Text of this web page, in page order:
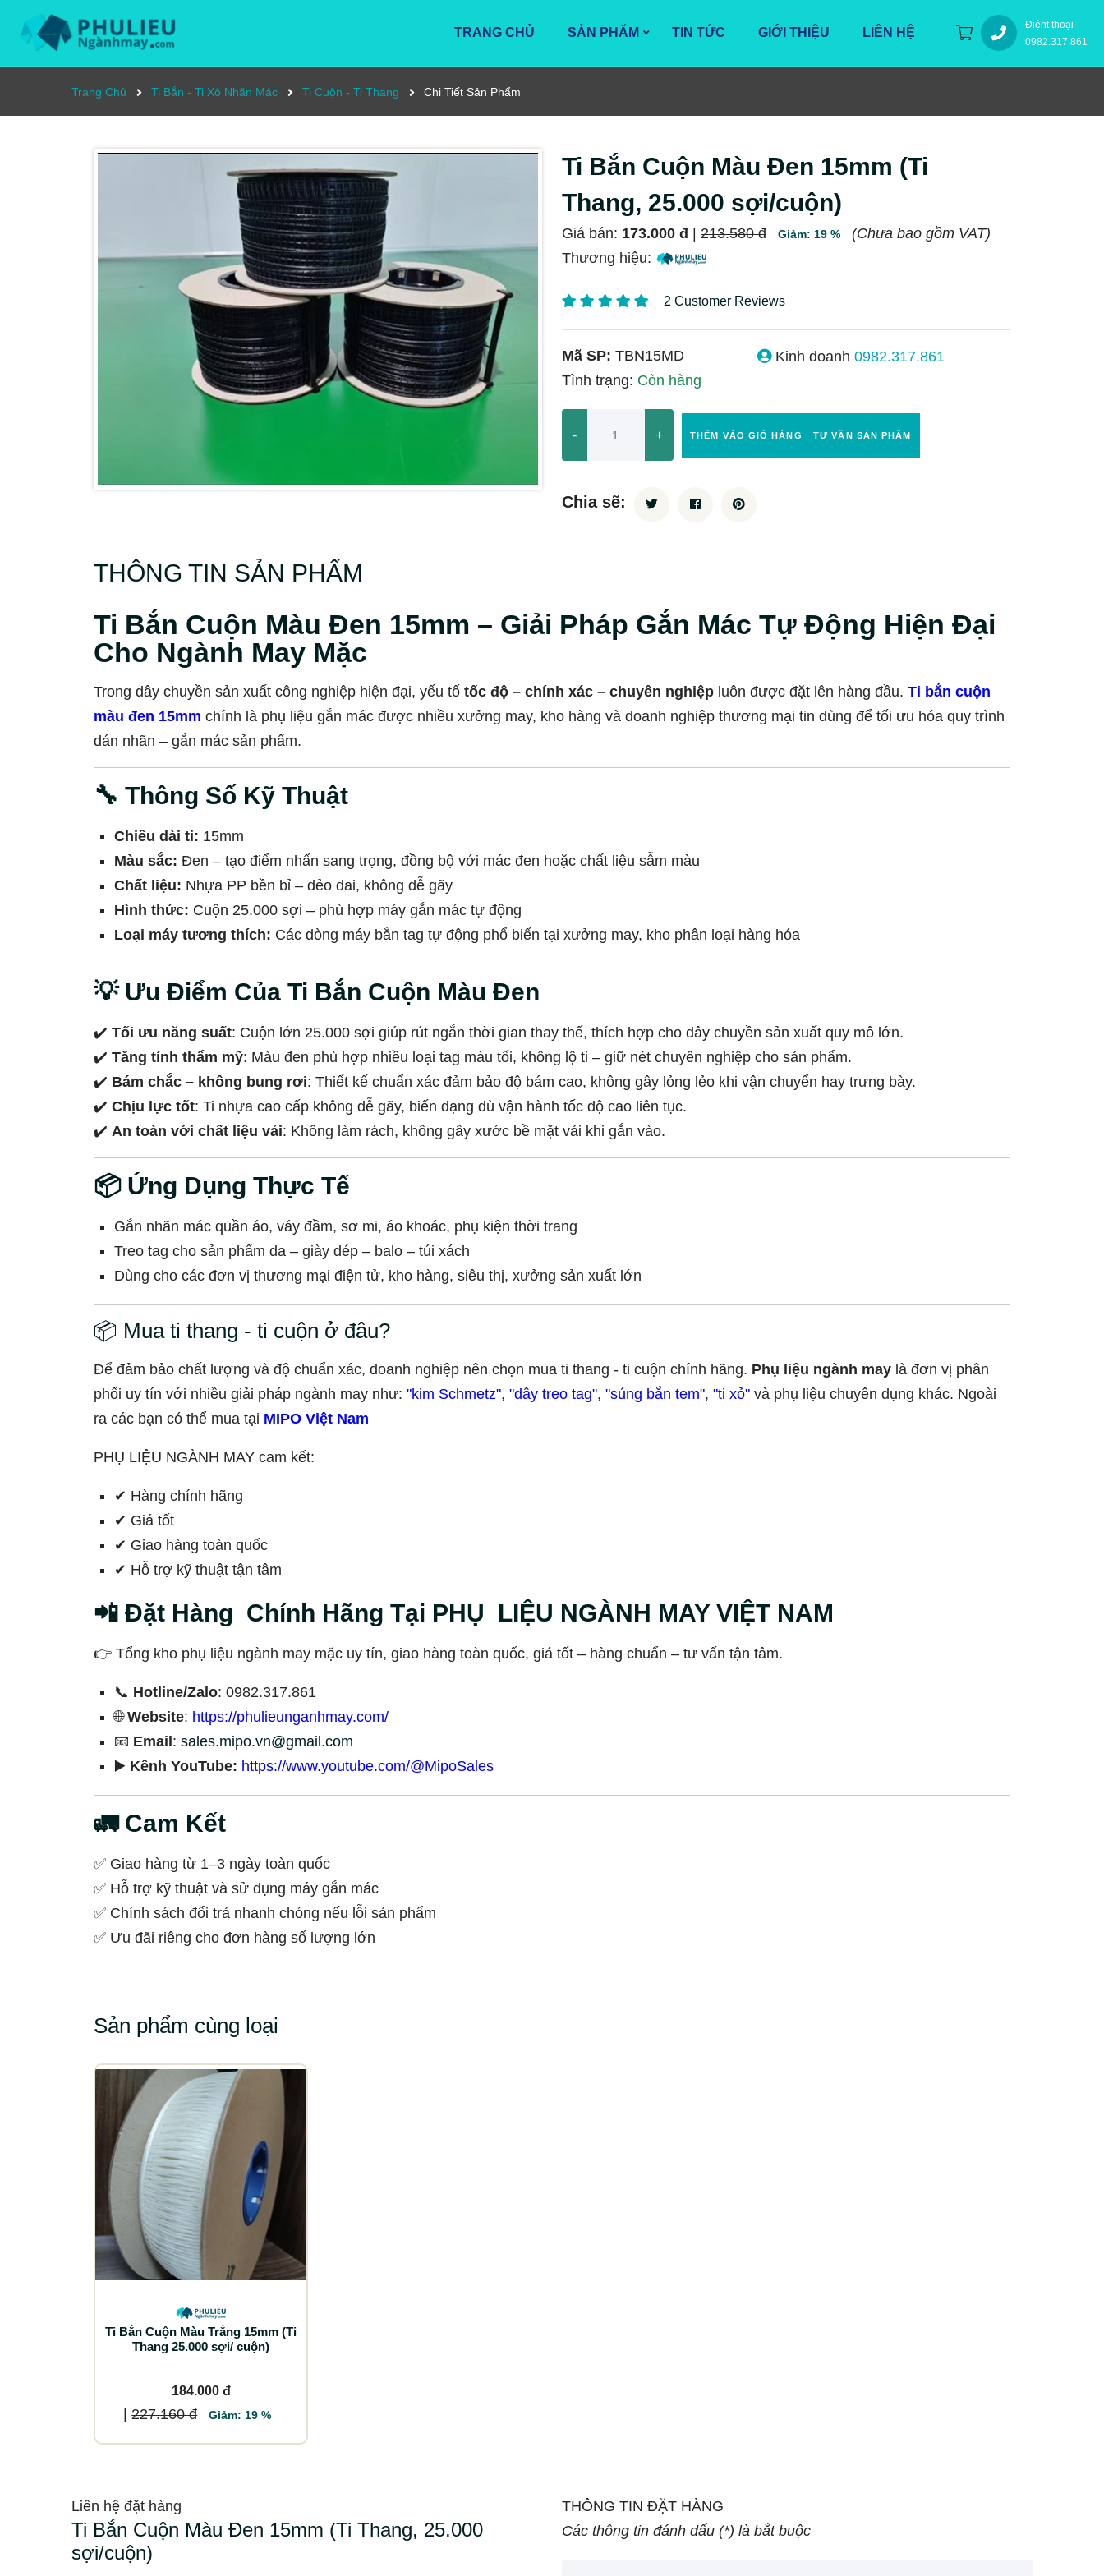
TRANG CHỦ SẢN PHẨM TIN TỨC GIỚI THIỆU LIÊN HỆ
Điệnt thoại
0982.317.861
Trang Chủ Ti Bắn - Ti Xỏ Nhãn Mác Ti Cuộn - Ti Thang Chi Tiết Sản Phẩm
Ti Bắn Cuộn Màu Đen 15mm (Ti
Thang, 25.000 sợi/cuộn)
Giá bán: 173.000 đ 213.580 đ Giảm: 19 %
(Chưa bao gồm VAT)
Thương hiệu:
2 Customer Reviews
Mã SP: TBN15MD
Tình trạng: Còn hàng
Kinh doanh 0982.317.861
- + THÊM VÀO GIỎ HÀNG TƯ VẤN SẢN PHẨM
Chia sẽ:
THÔNG TIN SẢN PHẨM
Ti Bắn Cuộn Màu Đen 15mm – Giải Pháp Gắn Mác Tự Động Hiện Đại
Cho Ngành May Mặc
Trong dây chuyền sản xuất công nghiệp hiện đại, yếu tố tốc độ – chính xác – chuyên nghiệp luôn được đặt lên hàng đầu. Ti bắn cuộn
màu đen 15mm chính là phụ liệu gắn mác được nhiều xưởng may, kho hàng và doanh nghiệp thương mại tin dùng để tối ưu hóa quy trình
dán nhãn – gắn mác sản phẩm.
🔧 Thông Số Kỹ Thuật
Chiều dài ti: 15mm
Màu sắc: Đen – tạo điểm nhấn sang trọng, đồng bộ với mác đen hoặc chất liệu sẫm màu
Chất liệu: Nhựa PP bền bỉ – dẻo dai, không dễ gãy
Hình thức: Cuộn 25.000 sợi – phù hợp máy gắn mác tự động
Loại máy tương thích: Các dòng máy bắn tag tự động phổ biến tại xưởng may, kho phân loại hàng hóa
💡 Ưu Điểm Của Ti Bắn Cuộn Màu Đen
✔️ Tối ưu năng suất: Cuộn lớn 25.000 sợi giúp rút ngắn thời gian thay thế, thích hợp cho dây chuyền sản xuất quy mô lớn.
✔️ Tăng tính thẩm mỹ: Màu đen phù hợp nhiều loại tag màu tối, không lộ ti – giữ nét chuyên nghiệp cho sản phẩm.
✔️ Bám chắc – không bung rơi: Thiết kế chuẩn xác đảm bảo độ bám cao, không gây lỏng lẻo khi vận chuyển hay trưng bày.
✔️ Chịu lực tốt: Ti nhựa cao cấp không dễ gãy, biến dạng dù vận hành tốc độ cao liên tục.
✔️ An toàn với chất liệu vải: Không làm rách, không gây xước bề mặt vải khi gắn vào.
📦 Ứng Dụng Thực Tế
Gắn nhãn mác quần áo, váy đầm, sơ mi, áo khoác, phụ kiện thời trang
Treo tag cho sản phẩm da – giày dép – balo – túi xách
Dùng cho các đơn vị thương mại điện tử, kho hàng, siêu thị, xưởng sản xuất lớn
📦 Mua ti thang - ti cuộn ở đâu?
Để đảm bảo chất lượng và độ chuẩn xác, doanh nghiệp nên chọn mua ti thang - ti cuộn chính hãng. Phụ liệu ngành may là đơn vị phân
phối uy tín với nhiều giải pháp ngành may như: "kim Schmetz", "dây treo tag", "súng bắn tem", "ti xỏ" và phụ liệu chuyên dụng khác. Ngoài
ra các bạn có thể mua tại MIPO Việt Nam
PHỤ LIỆU NGÀNH MAY cam kết:
✔ Hàng chính hãng
✔ Giá tốt
✔ Giao hàng toàn quốc
✔ Hỗ trợ kỹ thuật tận tâm
📲 Đặt Hàng Chính Hãng Tại PHỤ LIỆU NGÀNH MAY VIỆT NAM
👉 Tổng kho phụ liệu ngành may mặc uy tín, giao hàng toàn quốc, giá tốt – hàng chuẩn – tư vấn tận tâm.
📞 Hotline/Zalo: 0982.317.861
🌐Website: https://phulieunganhmay.com/
📧 Email : sales.mipo.vn@gmail.com
▶️ Kênh YouTube: https://www.youtube.com/@MipoSales
🚛 Cam Kết
✅ Giao hàng từ 1–3 ngày toàn quốc
✅ Hỗ trợ kỹ thuật và sử dụng máy gắn mác
✅ Chính sách đổi trả nhanh chóng nếu lỗi sản phẩm
✅ Ưu đãi riêng cho đơn hàng số lượng lớn
Sản phẩm cùng loại
Ti Bắn Cuộn Màu Trắng 15mm (Ti
Thang 25.000 sợi/ cuộn)
184.000 đ
227.160 đ Giảm: 19 %
Liên hệ đặt hàng
Ti Bắn Cuộn Màu Đen 15mm (Ti Thang, 25.000
sợi/cuộn)
THÔNG TIN ĐẶT HÀNG
Các thông tin đánh dấu (*) là bắt buộc